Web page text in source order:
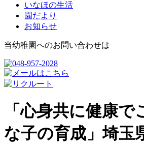
いなほの生活
園だより
お知らせ
当幼稚園へのお問い合わせは
「心身共に健康
な子の育成」埼